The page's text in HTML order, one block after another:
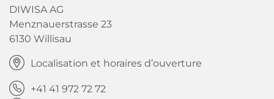
DIWISA AG
Menznauerstrasse 23
6130 Willisau
Localisation et horaires d’ouverture
+41 41 972 72 72